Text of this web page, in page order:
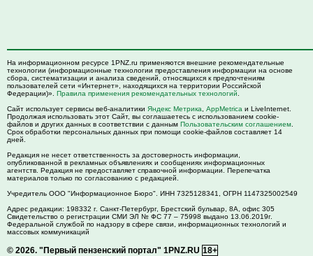
На информационном ресурсе 1PNZ.ru применяются внешние рекомендательные
технологии (информационные технологии предоставления информации на основе
сбора, систематизации и анализа сведений, относящихся к предпочтениям
пользователей сети «Интернет», находящихся на территории Российской
Федерации)». Правила применения рекомендательных технологий
Сайт использует сервисы веб-аналитики Яндекс Метрика AppMetrica и LiveInternet.
Продолжая использовать этот Сайт, вы соглашаетесь с использованием cookie-
файлов и других данных в соответствии с данным Пользовательским соглашением
Срок обработки персональных данных при помощи cookie-файлов составляет 14
дней.
Редакция не несет ответственность за достоверность информации,
опубликованной в рекламных объявлениях и сообщениях информационных
агентств. Редакция не предоставляет справочной информации. Перепечатка
материалов только по согласованию с редакцией.
Учредитель ООО "Информационное Бюро". ИНН 7325128341, ОГРН 1147325002549
Адрес редакции: 198332 г. Санкт-Петербург, Брестский бульвар, 8А, офис 305
Свидетельство о регистрации СМИ ЭЛ № ФС 77 – 75998 выдано 13.06.2019г.
Федеральной службой по надзору в сфере связи, информационных технологий и
массовых коммуникаций
© 2026. "Первый пензенский портал" 1PNZ.RU 18+